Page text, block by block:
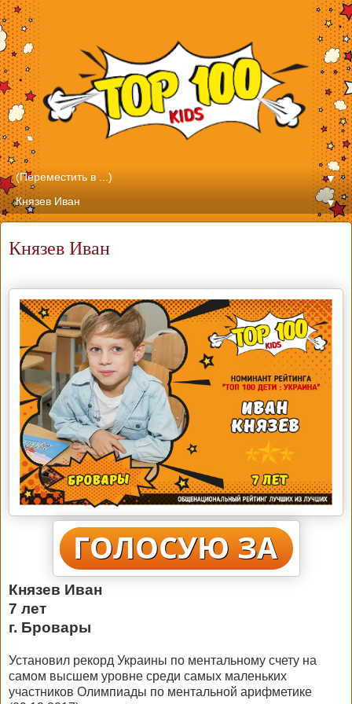
▼
▼
Князев Иван
Князев Иван
7 лет
г. Бровары
Установил рекорд Украины по ментальному счету на
самом высшем уровне среди самых маленьких
участников Олимпиады по ментальной арифметике